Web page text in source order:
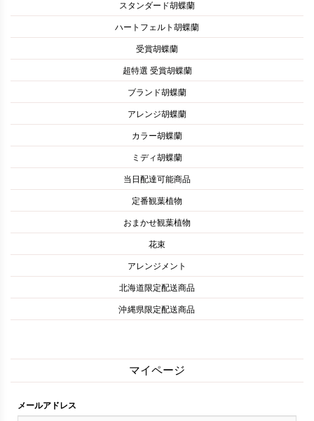
スタンダード胡蝶蘭
ハートフェルト胡蝶蘭
受賞胡蝶蘭
超特選 受賞胡蝶蘭
ブランド胡蝶蘭
アレンジ胡蝶蘭
カラー胡蝶蘭
ミディ胡蝶蘭
当日配達可能商品
定番観葉植物
おまかせ観葉植物
花束
アレンジメント
北海道限定配送商品
沖縄県限定配送商品
マイページ
メールアドレス